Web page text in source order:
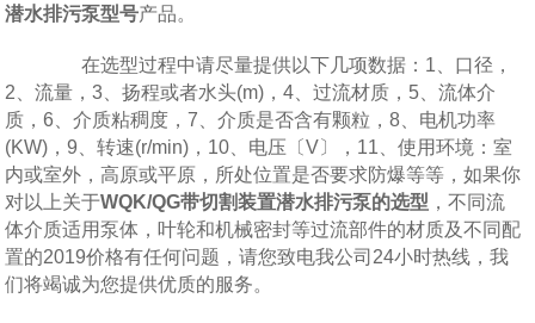
潜水排污泵型号产品。
在选型过程中请尽量提供以下几项数据：1、口径，
2、流量，3、扬程或者水头(m)，4、过流材质，5、流体介
质，6、介质粘稠度，7、介质是否含有颗粒，8、电机功率
(KW)，9、转速(r/min)，10、电压〔V〕，11、使用环境：室
内或室外，高原或平原，所处位置是否要求防爆等等，如果你
对以上关于WQK/QG带切割装置潜水排污泵的选型 ，不同流
体介质适用泵体，叶轮和机械密封等过流部件的材质及不同配
置的2019价格有任何问题，请您致电我公司24小时热线，我
们将竭诚为您提供优质的服务。